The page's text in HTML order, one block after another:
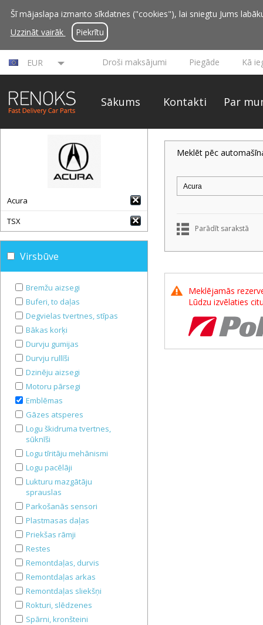
Šī mājaslapa izmanto sīkdatnes ("cookies"), lai sniegtu Jums
Uzzināt vairāk
Piekrītu
EUR Droši maksājumi Piegāde Kā
Sākums Kontakti Par
Acura
TSX
Virsbūve
Bremžu aizsegi
Buferi, to daļas
Degvielas tvertnes, stīpas
Bākas korķi
Durvju gumijas
Durvju rullīši
Dzinēju aizsegi
Motoru pārsegi
Emblēmas
Gāzes atsperes
Logu škidruma tvertnes,
sūknīši
Logu tīritāju mehānismi
Logu pacēlāji
Lukturu mazgātāju
sprauslas
Parkošanās sensori
Plastmasas daļas
Priekšas rāmji
Restes
Remontdaļas, durvis
Remontdaļas arkas
Remontdaļas sliekšņi
Rokturi, slēdzenes
Spārni, kronšteini
Meklēt pēc
Parādīt sarakstā
Meklējamās
Lūdzu izvēlaties